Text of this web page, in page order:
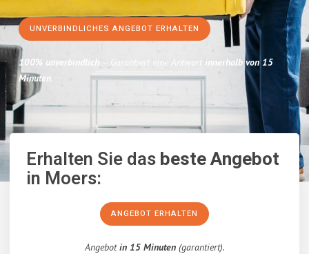
UNVERBINDLICHES ANGEBOT ERHALTEN
100% unverbindlich – Garantiert eine Antwort innerhalb von 15
Minuten.
Erhalten Sie dasbeste Angebot
in Moers:
ANGEBOT ERHALTEN
Angebotin 15 Minuten(garantiert).